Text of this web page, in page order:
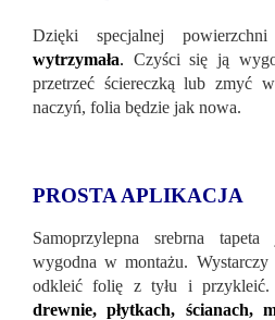
Dzięki specjalnej
wytrzymała. Czyści się ją
przetrzeć ściereczką lub zmyć
naczyń, folia będzie jak nowa.
PROSTA APLIKACJA
Samoprzylepna srebrna
wygodna w montażu. Wystarczy
odkleić folię z tyłu i przykleić.
drewnie, płytkach, ścianach,